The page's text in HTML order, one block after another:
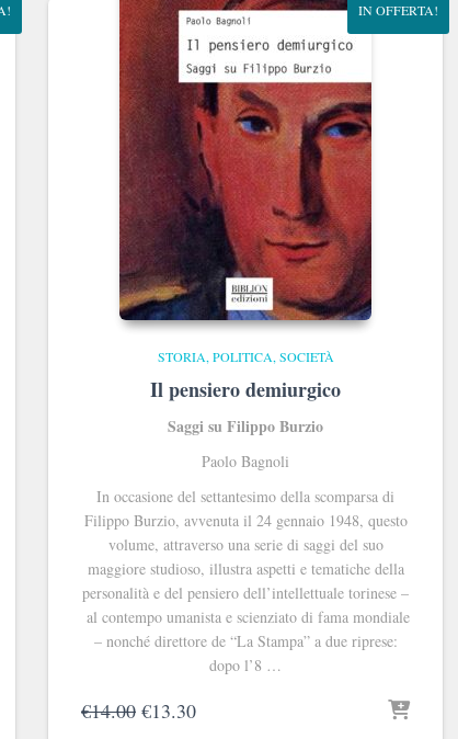
IN OFFERTA!
STORIA, POLITICA, SOCIETÀ
Il pensiero demiurgico
Saggi su Filippo Burzio
Paolo Bagnoli
In occasione del settantesimo della scomparsa di
Filippo Burzio, avvenuta il 24 gennaio 1948, questo
volume, attraverso una serie di saggi del suo
maggiore studioso, illustra aspetti e tematiche della
personalità e del pensiero dell’intellettuale torinese –
al contempo umanista e scienziato di fama mondiale
– nonché direttore de “La Stampa” a due riprese:
dopo l’8 …
€14.00 Il
€13.30Il